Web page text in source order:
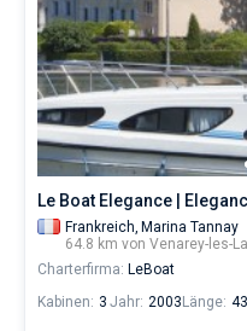
Le Boat Elegance |
Frankreich, Marina Tannay
64.8 km von Venarey-les-
Charterfirma: LeBoat
Kabinen: 3 Jahr: 2003 Länge: